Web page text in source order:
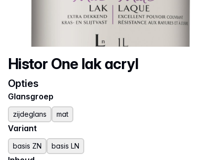
Productnaam
Histor One lak acryl
Opties
Glansgroep
zijdeglans mat
Variant
basis ZN basis LN